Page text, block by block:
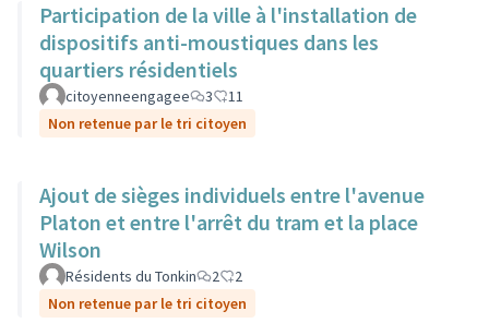
Participation de la ville à l'installation de
dispositifs anti-moustiques dans les
quartiers résidentiels
citoyenneengagee 3
11
Non retenue par le tri citoyen
Ajout de sièges individuels entre l'avenue
Platon et entre l'arrêt du tram et la place
Wilson
Résidents du Tonkin 2
2
Non retenue par le tri citoyen